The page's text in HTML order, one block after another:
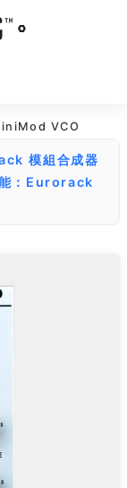
VCO
模組合成器
：Eurorack